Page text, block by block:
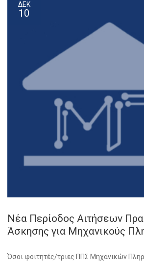
ΔΕΚ
10
Νέα Περίοδος Αιτήσεων
Άσκησης για Μηχανικούς
Όσοι φοιτητές/τριες ΠΠΣ Μηχανικών